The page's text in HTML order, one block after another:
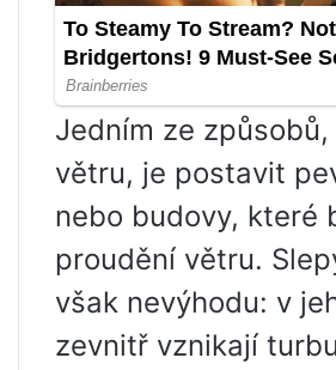
Jedním ze
větru, je postavit
nebo budovy, které
proudění větru.
však nevýhodu: v
zevnitř vznikají